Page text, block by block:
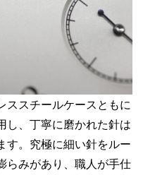
ススチールケースともに
し、丁寧に磨かれた針は
す。究極に細い針をルー
らみがあり、職人が手仕